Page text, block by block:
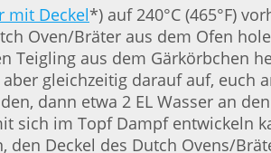
mit Deckel*) auf 240°C (465°F)
Oven/Bräter aus dem Ofen
Teigling aus dem Gärkörbchen
gleichzeitig darauf auf, euch
dann etwa 2 EL Wasser an
sich im Topf Dampf entwickeln
den Deckel des Dutch Ovens/